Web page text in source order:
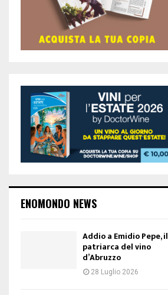
ENOMONDO NEWS
Addio a Emidio Pepe, il
patriarca del vino
d’Abruzzo
28 Luglio 2026